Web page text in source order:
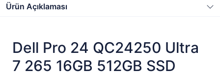
Ürün Açıklaması
Dell Pro 24 QC24250 Ultra
7 265 16GB 512GB SSD